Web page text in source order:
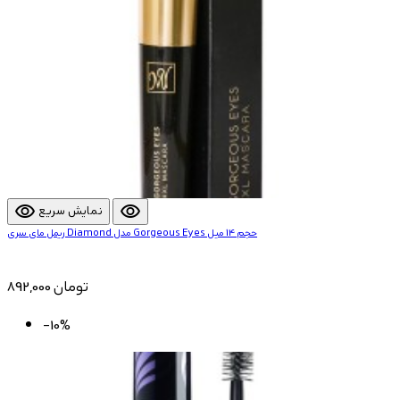
visibility نمایش سریع visibility
ریمل مای سری Diamond مدل Gorgeous Eyes حجم 14 میل
892,000 تومان
-10%